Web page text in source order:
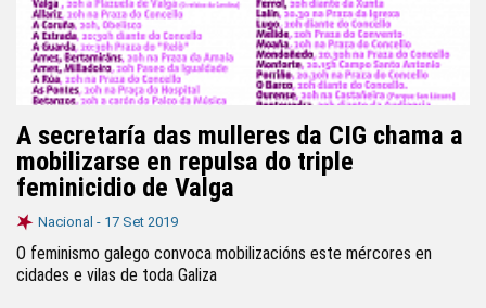
A secretaría das mulleres da CIG chama a
mobilizarse en repulsa do triple
feminicidio de Valga
Nacional - 17 Set 2019
O feminismo galego convoca mobilizacións este mércores en
cidades e vilas de toda Galiza